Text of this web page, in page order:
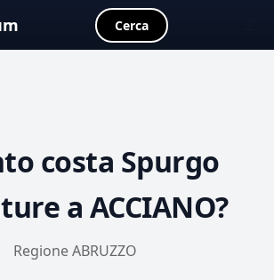
Cerca
costa Spurgo
a ACCIANO?
Regione ABRUZZO